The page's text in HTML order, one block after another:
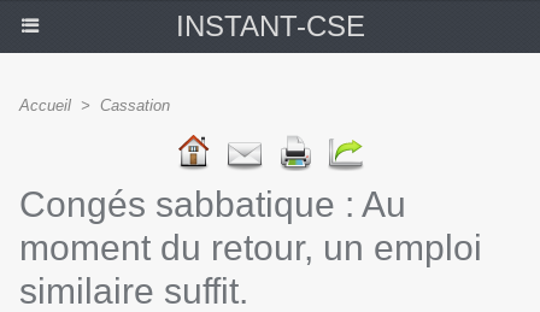
INSTANT-CSE
Accueil > Cassation
Congés sabbatique : Au
moment du retour, un emploi
similaire suffit.